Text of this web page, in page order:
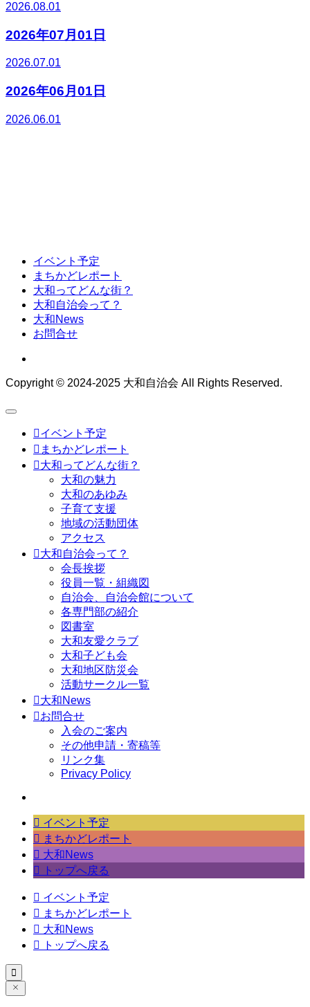
2026.08.01
2026年07月01日
2026.07.01
2026年06月01日
2026.06.01
イベント予定
まちかどレポート
大和ってどんな街？
大和自治会って？
大和News
お問合せ
Copyright © 2024-2025 大和自治会 All Rights Reserved.
イベント予定
 まちかどレポート
大和ってどんな街？
大和の魅力
大和のあゆみ
子育て支援
地域の活動団体
アクセス
大和自治会って？
会長挨拶
役員一覧・組織図
自治会、自治会館について
各専門部の紹介
図書室
大和友愛クラブ
大和子ども会
大和地区防災会
活動サークル一覧
大和News
お問合せ
入会のご案内
その他申請・寄稿等
リンク集
Privacy Policy
 イベント予定
 まちかどレポート
 大和News

トップへ戻る
 イベント予定
 まちかどレポート
 大和News

トップへ戻る
